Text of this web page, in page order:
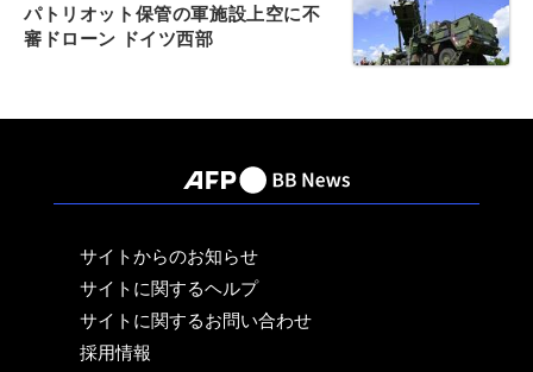
パトリオット保管の軍施設上空に不
審ドローン ドイツ西部
サイトからのお知らせ
サイトに関するヘルプ
サイトに関するお問い合わせ
採用情報